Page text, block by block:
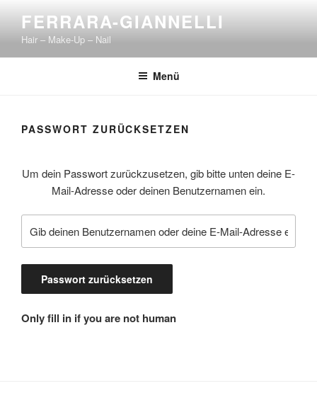
FERRARA-GIANNELLI
Hair – Make-Up – Nail
Menü
PASSWORT ZURÜCKSETZEN
Um dein Passwort zurückzusetzen, gib bitte unten deine E-
Mail-Adresse oder deinen Benutzernamen ein.
Only fill in if you are not human